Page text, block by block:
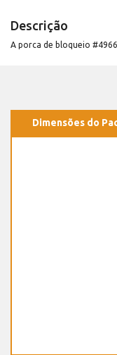
Descrição
A porca de bloqueio
Dimensões do